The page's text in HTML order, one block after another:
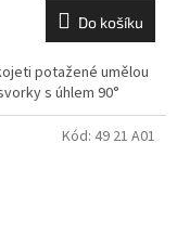
Do košíku
potažené umělou
s úhlem 90°
Kód: 49 21 A01